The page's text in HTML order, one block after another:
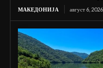
МАКЕДОНИЈА август 6,